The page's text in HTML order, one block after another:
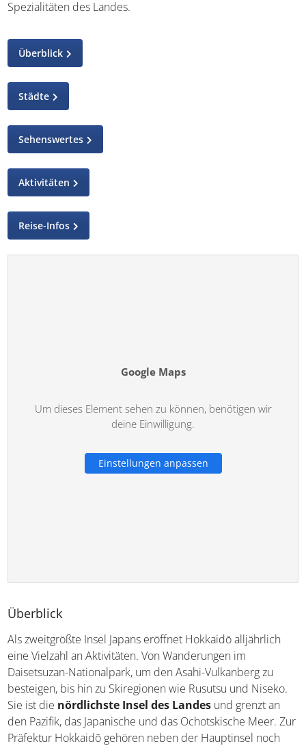
Spezialitäten des Landes.
Überblick
Städte
Sehenswertes
Aktivitäten
Reise-Infos
Google Maps
Um dieses Element sehen zu können, benötigen wir
deine Einwilligung.
Einstellungen anpassen
Überblick
Als zweitgrößte Insel Japans eröffnet Hokkaidō alljährlich
eine Vielzahl an Aktivitäten. Von Wanderungen im
Daisetsuzan-Nationalpark, um den Asahi-Vulkanberg zu
besteigen, bis hin zu Skiregionen wie Rusutsu und Niseko.
Sie ist die nördlichste Insel des Landes und grenzt an
den Pazifik, das Japanische und das Ochotskische Meer. Zur
Präfektur Hokkaidō gehören neben der Hauptinsel noch